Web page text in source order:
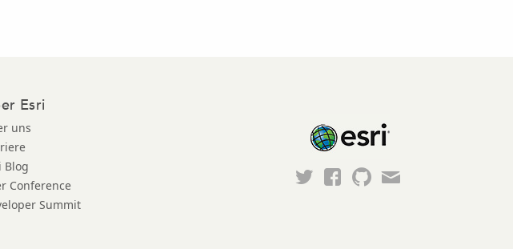
Esri
uns
Blog
Conference
Summit
Esri